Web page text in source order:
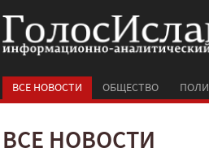
ВСЕ НОВОСТИ ОБЩЕСТВО
ВСЕ НОВОСТИ